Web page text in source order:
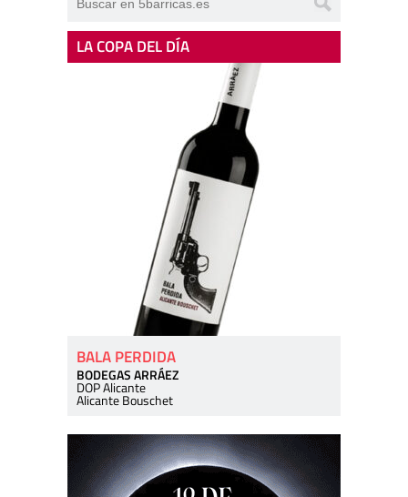
LA COPA DEL DÍA
BALA PERDIDA
BODEGAS ARRÁEZ
DOP Alicante
Alicante Bouschet